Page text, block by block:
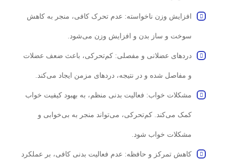
افزایش وزن ناخواسته: عدم تحرک کافی، منجر به کاهش
سوخت و ساز بدن و افزایش وزن می‌شود.
دردهای عضلانی و مفصلی: کم‌تحرکی، باعث ضعف عضلات
و مفاصل شده و در نتیجه، دردهای مزمن ایجاد می‌کند.
مشکلات خواب: فعالیت بدنی منظم، به بهبود کیفیت خواب
کمک می‌کند. کم‌تحرکی، می‌تواند منجر به بی‌خوابی و
مشکلات خواب شود.
کاهش تمرکز و حافظه: عدم فعالیت بدنی کافی، بر عملکرد